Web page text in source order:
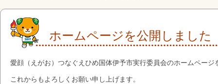
ホームページを公開しました
愛顔（えがお）つなぐえひめ国体伊予市実行委員会のホームページ
これからもよろしくお願い申し上げます。